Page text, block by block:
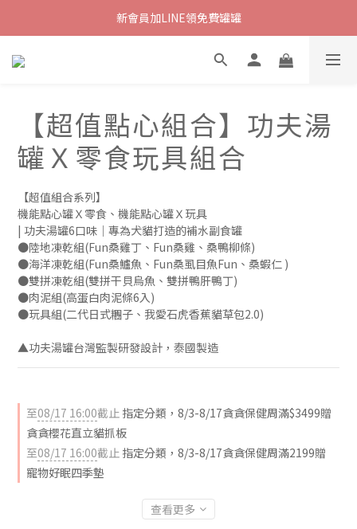
新會員加LINE領免費罐罐
【超值點心組合】功夫湯
罐Ｘ零食玩具組合
【超值組合系列】
機能點心罐Ｘ零食、機能點心罐Ｘ玩具
| 功夫湯罐6口味｜專為犬貓打造的補水副食罐
●陸地凍乾組(Fun桑雞丁、Fun桑雞、桑鴨柳條)
●海洋凍乾組(Fun桑鱸魚、Fun桑虱目魚Fun、桑蝦仁 )
●雙拼凍乾組(雙拼干貝烏魚、雙拼鴨肝鴨丁)
●肉泥組(高蛋白肉泥條6入)
●玩具組(二代日式糰子、我愛石虎香蕉貓草包2.0)
▲功夫湯罐台灣監製研發設計，泰國製造
至08/17 16:00截止 指定分類，8/3-8/17貪貪保健周滿$3499贈
貪貪櫻花直立貓抓板
至08/17 16:00截止 指定分類，8/3-8/17貪貪保健周滿2199贈
寵物好眠四季墊
查看更多